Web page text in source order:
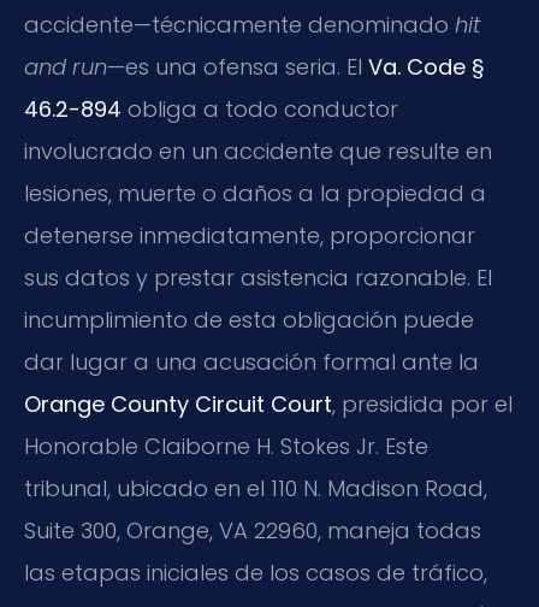
accidente—técnicamente denominado hit
and run—es una ofensa seria. El Va. Code §
46.2-894 obliga a todo conductor
involucrado en un accidente que resulte en
lesiones, muerte o daños a la propiedad a
detenerse inmediatamente, proporcionar
sus datos y prestar asistencia razonable. El
incumplimiento de esta obligación puede
dar lugar a una acusación formal ante la
Orange County Circuit Court, presidida por el
Honorable Claiborne H. Stokes Jr. Este
tribunal, ubicado en el 110 N. Madison Road,
Suite 300, Orange, VA 22960, maneja todas
las etapas iniciales de los casos de tráfico,